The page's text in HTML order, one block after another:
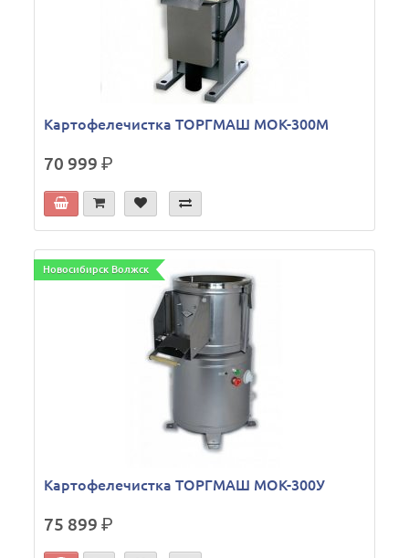
Картофелечистка ТОРГМАШ МОК-300М
70 999р.
Новосибирск Волжск
Картофелечистка ТОРГМАШ МОК-300У
75 899р.